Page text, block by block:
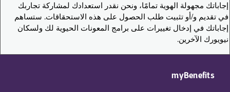
إجاباتك مجهولة الهوية تمامًا، ونحن نقدر استعدادك لمشاركة تجاربك
في تقديم و/أو تثبيت طلب الحصول على هذه الاستحقاقات. ستساهم
إجاباتك في إدخال تغييرات على برامج المعونات الحيوية لك ولسكان
نيويورك الآخرين.
myBenefits